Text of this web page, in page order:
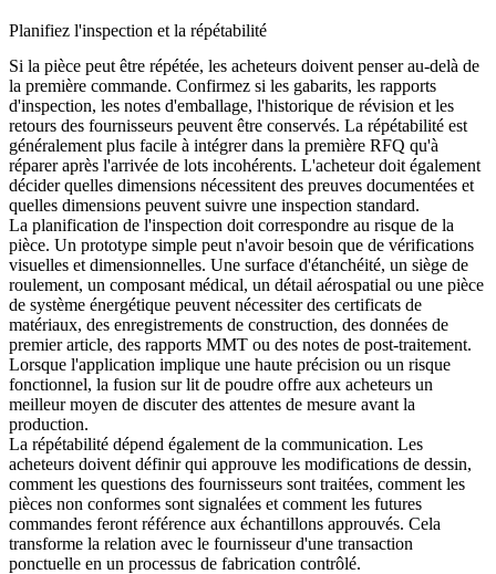
Planifiez l'inspection et la répétabilité
Si la pièce peut être répétée, les acheteurs doivent penser au-delà de
la première commande. Confirmez si les gabarits, les rapports
d'inspection, les notes d'emballage, l'historique de révision et les
retours des fournisseurs peuvent être conservés. La répétabilité est
généralement plus facile à intégrer dans la première RFQ qu'à
réparer après l'arrivée de lots incohérents. L'acheteur doit également
décider quelles dimensions nécessitent des preuves documentées et
quelles dimensions peuvent suivre une inspection standard.
La planification de l'inspection doit correspondre au risque de la
pièce. Un prototype simple peut n'avoir besoin que de vérifications
visuelles et dimensionnelles. Une surface d'étanchéité, un siège de
roulement, un composant médical, un détail aérospatial ou une pièce
de système énergétique peuvent nécessiter des certificats de
matériaux, des enregistrements de construction, des données de
premier article, des rapports MMT ou des notes de post-traitement.
Lorsque l'application implique une haute précision ou un risque
fonctionnel, la fusion sur lit de poudre offre aux acheteurs un
meilleur moyen de discuter des attentes de mesure avant la
production.
La répétabilité dépend également de la communication. Les
acheteurs doivent définir qui approuve les modifications de dessin,
comment les questions des fournisseurs sont traitées, comment les
pièces non conformes sont signalées et comment les futures
commandes feront référence aux échantillons approuvés. Cela
transforme la relation avec le fournisseur d'une transaction
ponctuelle en un processus de fabrication contrôlé.